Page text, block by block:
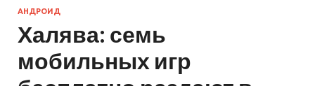
АНДРОИД
Халява: семь
мобильных игр